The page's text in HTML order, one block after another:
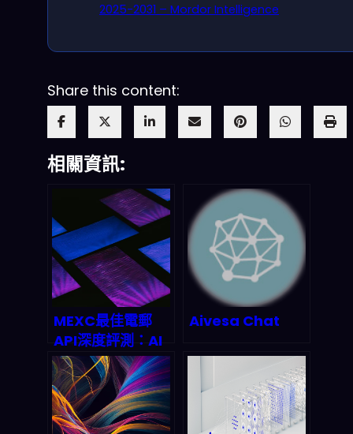
2025-2031 – Mordor Intelligence
Share this content:
相關資訊:
MEXC最佳電郵
API深度評測：AI
代理時代2026年
最強電郵自動化攻
略
Aivesa Chat